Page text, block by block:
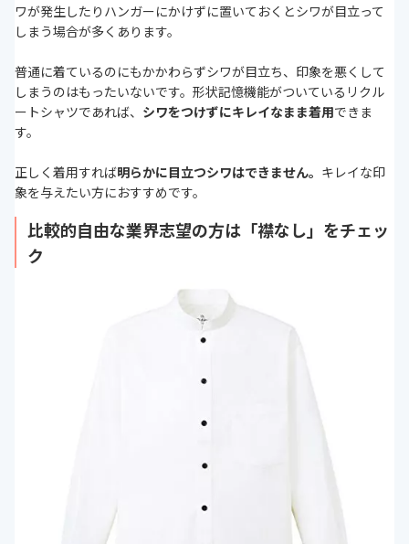
ワが発生したりハンガーにかけずに置いておくとシワが目立って
しまう場合が多くあります。
普通に着ているのにもかかわらずシワが目立ち、印象を悪くして
しまうのはもったいないです。形状記憶機能がついているリクル
ートシャツであれば、 シワをつけずにキレイなまま着用できま
す。
正しく着用すれば明らかに目立つシワはできません。 キレイな印
象を与えたい方におすすめです。
比較的自由な業界志望の方は「襟なし」をチェッ
ク